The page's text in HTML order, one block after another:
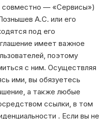
— «Сервисы»)
А.С. или его
под его
имеет важное
поэтому
с ним. Осуществляя
ими, вы обязуетесь
а также любые
ссылки, в том
. Если вы не